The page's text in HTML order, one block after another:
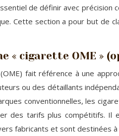
de définir avec précision
Cette section a pour but de
« cigarette OME »
fait référence à une
ou des détaillants
conventionnelles, les
des tarifs plus compétitifs. Il
fabricants et sont destinées